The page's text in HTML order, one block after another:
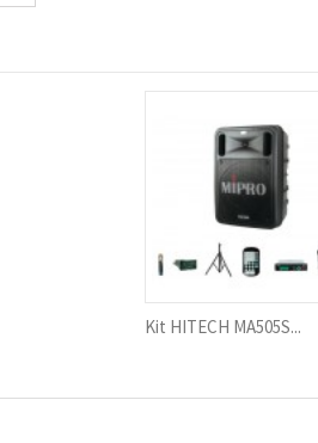
Kit HITECH MA505S...